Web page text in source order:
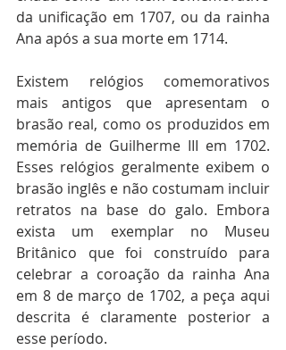
da unificação em 1707, ou da rainha
Ana após a sua morte em 1714.
Existem relógios comemorativos
mais antigos que apresentam o
brasão real, como os produzidos em
memória de Guilherme III em 1702.
Esses relógios geralmente exibem o
brasão inglês e não costumam incluir
retratos na base do galo. Embora
exista um exemplar no Museu
Britânico que foi construído para
celebrar a coroação da rainha Ana
em 8 de março de 1702, a peça aqui
descrita é claramente posterior a
esse período.